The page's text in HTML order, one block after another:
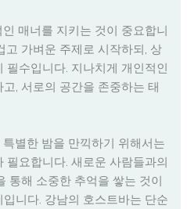
매너를 지키는 것이 중요합니
고 가벼운 주제로 시작하되, 상
필수입니다. 지나치게 개인적인
, 서로의 공간을 존중하는 태
별한 밤을 만끽하기 위해서는
필요합니다. 새로운 사람들과의
통해 소중한 추억을 쌓는 것이
니다. 강남의 호스트바는 단순